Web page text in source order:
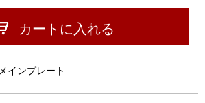
カートに入れる
メインプレート